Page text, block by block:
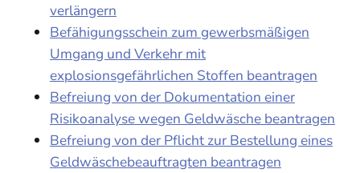
verlängern
Befähigungsschein zum gewerbsmäßigen
Umgang und Verkehr mit
explosionsgefährlichen Stoffen beantragen
Befreiung von der Dokumentation einer
Risikoanalyse wegen Geldwäsche beantragen
Befreiung von der Pflicht zur Bestellung eines
Geldwäschebeauftragten beantragen